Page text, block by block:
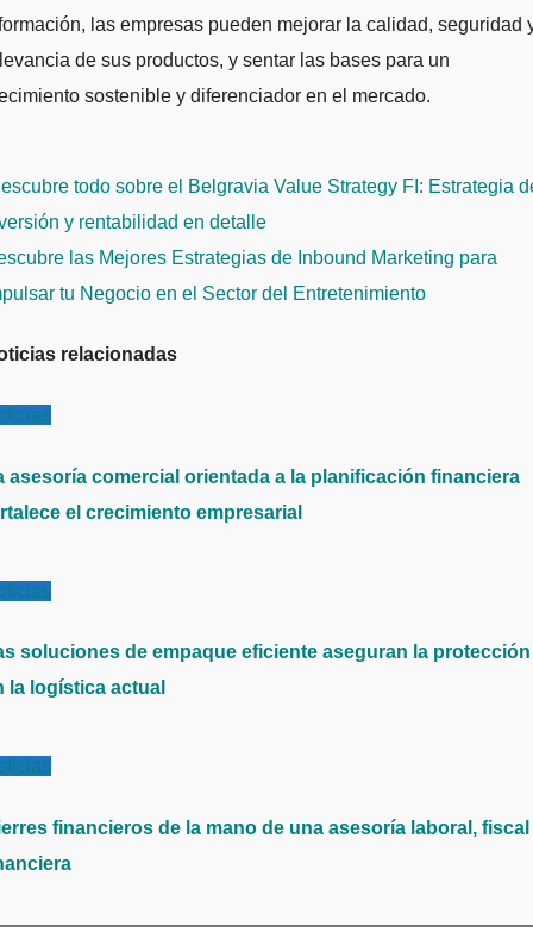
las empresas pueden mejorar la calidad, seguridad
de sus productos, y sentar las bases para un
sostenible y diferenciador en el mercado.
todo sobre el Belgravia Value Strategy FI: Estrategia
y rentabilidad en detalle
las Mejores Estrategias de Inbound Marketing para
tu Negocio en el Sector del Entretenimiento
relacionadas
asesoría comercial orientada a la planificación financiera
el crecimiento empresarial
soluciones de empaque eficiente aseguran la protección
la logística actual
financieros de la mano de una asesoría laboral, fiscal